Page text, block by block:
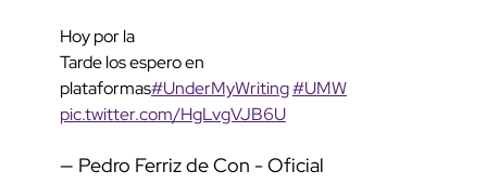
Hoy por la
Tarde los espero en
plataformas#UnderMyWriting#UMW
pic.twitter.com/HgLvgVJB6U
— Pedro Ferriz de Con - Oficial